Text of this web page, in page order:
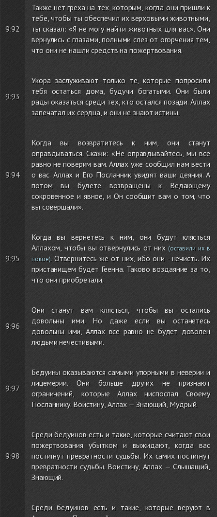
9:92
Также нет греха на тех, которым, когда они пришли к
тебе, чтобы ты обеспечил их верховыми животными,
ты сказал: «Я не могу найти животных для вас». Они
вернулись с глазами, полными слез от огорчения тем,
что они не нашли средств на пожертвования.
9:93
Укора заслуживают только те, которые попросили
тебя остаться дома, будучи богатыми. Они были
рады оказаться среди тех, кто остался позади. Аллах
запечатал их сердца, и они не знают истины.
9:94
Когда вы возвратитесь к ним, они станут
оправдываться. Скажи: «Не оправдывайтесь, мы все
равно не поверим вам. Аллах уже сообщил нам вести
о вас. Аллах и Его Посланник увидят ваши деяния. А
потом вы будете возвращены к Ведающему
сокровенное и явное, и Он сообщит вам о том, что
вы совершали».
9:95
Когда вы вернетесь к ним, они будут клясться
Аллахом, чтобы вы отвернулись от них (оставили их в
покое). Отвернитесь же от них, ибо они - нечисть. Их
пристанищем будет Геенна. Таково воздаяние за то,
что они приобретали.
9:96
Они станут вам клясться, чтобы вы остались
довольны ими. Но даже если вы останетесь
довольны ими, Аллах все равно не будет доволен
людьми нечестивыми.
9:97
Бедуины оказываются самыми упорными в неверии и
лицемерии. Они больше других не признают
ограничений, которые Аллах ниспослал Своему
Посланнику. Воистину, Аллах — Знающий, Мудрый.
9:98
Среди бедуинов есть и такие, которые считают свои
пожертвования убытком и выжидают, когда вас
постигнут превратности судьбы. Их самих постигнут
превратности судьбы. Воистину, Аллах — Слышащий,
Знающий.
Среди бедуинов есть и такие, которые веруют в